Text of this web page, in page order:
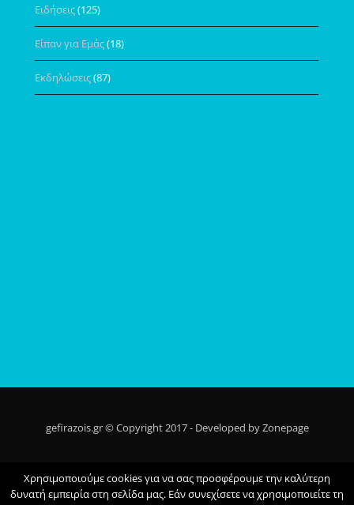
Ειδήσεις(125)
Είπαν για Εμάς(18)
Εκδηλώσεις(87)
gefirazois.gr © Copyright 2017 - Developed by Zonepage
Privacy Policy
Χρησιμοποιούμε cookies για να σας προσφέρουμε την καλύτερη
δυνατή εμπειρία στη σελίδα μας. Εάν συνεχίσετε να χρησιμοποιείτε τη